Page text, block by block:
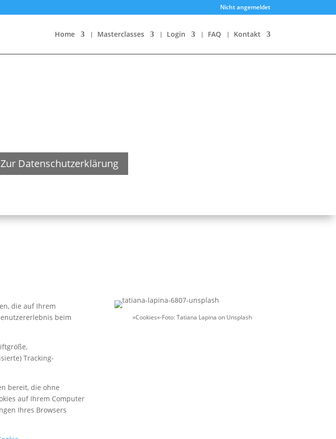
Nicht angemeldet
Home Masterclasses Login FAQ Kontakt
Zur Datenschutzerklärung
die auf Ihrem
beim
Tracking-
bereit, die ohne
auf Ihrem Computer
Ihres Browsers
»Cookies«-Foto: Tatiana Lapina on Unsplash